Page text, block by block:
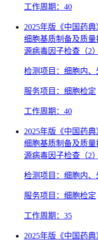
工作周期：40
2025年版《中国药
细胞基质制备及质
源病毒因子检查（2
检测项目：细胞内、
服务项目：细胞检定
工作周期：40
2025年版《中国药
细胞基质制备及质
源病毒因子检查（2
检测项目：细胞内、
服务项目：细胞检定
工作周期：35
2025年版《中国药